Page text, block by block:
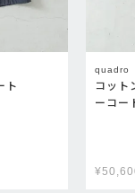
ト
quadro
コット
ーコー
¥